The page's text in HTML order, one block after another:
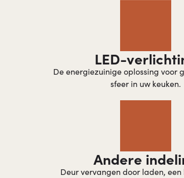
LED-
De energiezuinige oplossing voor
sfeer in uw keuken.
Andere
Deur vervangen door laden, een